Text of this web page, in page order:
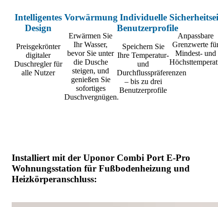
Intelligentes
Design
Preisgekrönter
digitaler
Duschregler für
alle Nutzer
Vorwärmung
Erwärmen Sie
Ihr Wasser,
bevor Sie unter
die Dusche
steigen, und
genießen Sie
sofortiges
Duschvergnügen.
Individuelle
Benutzerprofile
Speichern Sie
Ihre Temperatur-
und
Durchflusspräferenzen
– bis zu drei
Benutzerprofile
Anpassbare
Grenzwerte
Mindest- und
Installiert mit der Uponor Combi Port E-Pro
Wohnungsstation für Fußbodenheizung und
Heizkörperanschluss: